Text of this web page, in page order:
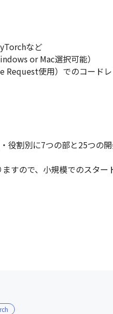
など
or Mac選択可能）
Request使用）でのコード
割別に7つの部と25つの
すので、小規模でのスター